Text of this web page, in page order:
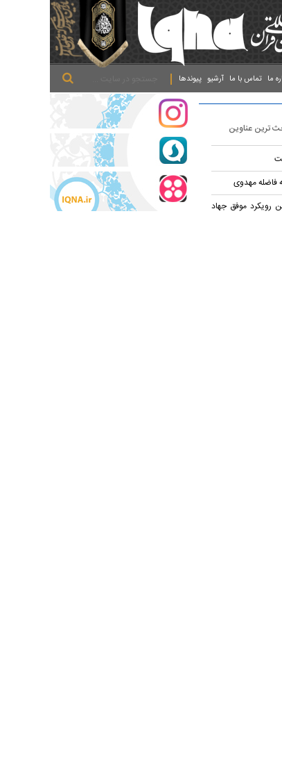
پیوندها آرشیو تماس با ما ما
ترین عناوین
فاضله مهدوی
رویکرد موفق جهاد